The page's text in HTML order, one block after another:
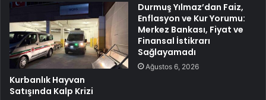
Kurbanlık Hayvan
Satışında Kalp Krizi
Durmuş Yılmaz’dan Faiz,
Enflasyon ve Kur Yorumu:
Merkez Bankası, Fiyat ve
Finansal İstikrarı
Sağlayamadı
Ağustos 6, 2026